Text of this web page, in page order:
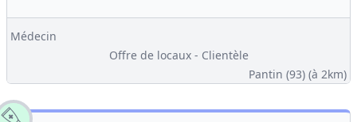
Médecin
Offre de locaux - Clientèle
Pantin (93) (à 2km)